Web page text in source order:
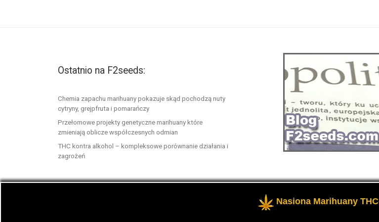
Ostatnio na F2seeds:
Chemia zapachu marihuany pokazuje skąd pochodzą nuty
cytryny, grejpfruta i pomarańczy
Przełomowe projekty genetyczne marihuany które
zmieniają oblicze współczesnych odmian
THC kontra alkohol – kompleksowe porównanie działania i
zagrożeń
- Opowiemy Ci na naszym blogu F2seeds
Nasiona Marihuany